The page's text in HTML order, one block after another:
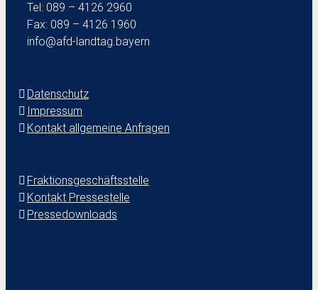
Tel: 089 – 4126 2960
Fax: 089 – 4126 1960
info@afd-landtag.bayern
Datenschutz
Impressum
Kontakt allgemeine Anfragen
Fraktionsgeschäftsstelle
Kontakt Pressestelle
Pressedownloads